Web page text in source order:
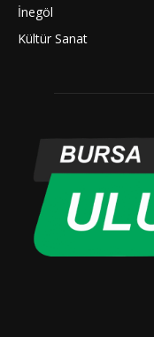
İnegöl
Kültür Sanat